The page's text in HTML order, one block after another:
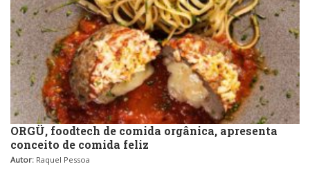
ORGÜ, foodtech de comida orgânica, apresenta
conceito de comida feliz
Autor: Raquel Pessoa